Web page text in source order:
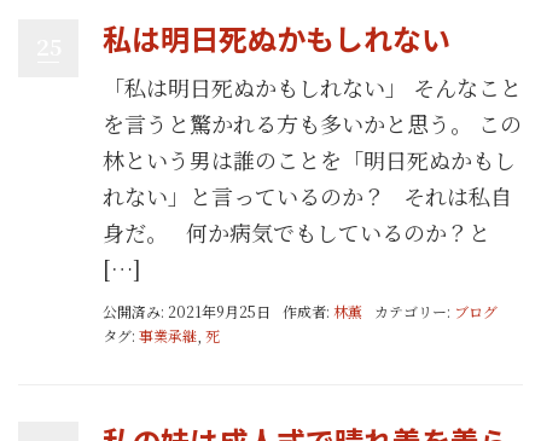
私は明日死ぬかもしれない
「私は明日死ぬかもしれない」 そんなこと
を言うと驚かれる方も多いかと思う。 この
林という男は誰のことを「明日死ぬかもし
れない」と言っているのか？ それは私自
身だ。 何か病気でもしているのか？と
[…]
公開済み: 2021年9月25日 作成者: 林薫 カテゴリー: ブログ
タグ: 事業承継 死